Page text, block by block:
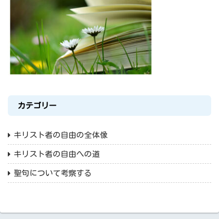
カテゴリー
キリスト者の自由の全体像
キリスト者の自由への道
聖句について考察する